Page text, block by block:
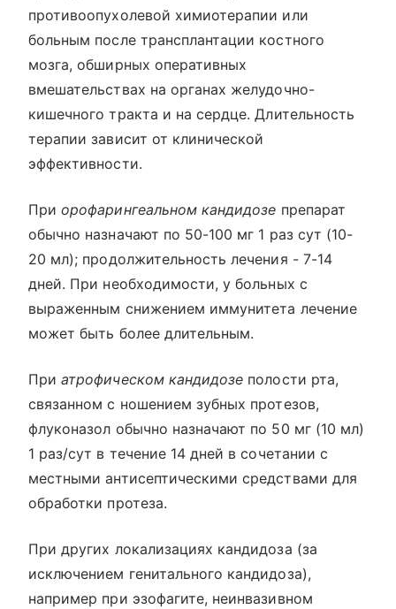
противоопухолевой химиотерапии или
больным после трансплантации костного
мозга, обширных оперативных
вмешательствах на органах желудочно-
кишечного тракта и на сердце. Длительность
терапии зависит от клинической
эффективности.
Приорофарингеальном кандидозе препарат
обычно назначают по 50-100 мг 1 раз сут (10-
20 мл); продолжительность лечения - 7-14
дней. При необходимости, у больных с
выраженным снижением иммунитета лечение
может быть более длительным.
Приатрофическом кандидозе полости рта,
связанном с ношением зубных протезов,
флуконазол обычно назначают по 50 мг (10 мл)
1 раз/сут в течение 14 дней в сочетании с
местными антисептическими средствами для
обработки протеза.
При других локализациях кандидоза (за
исключением генитального кандидоза),
например при эзофагите, неинвазивном